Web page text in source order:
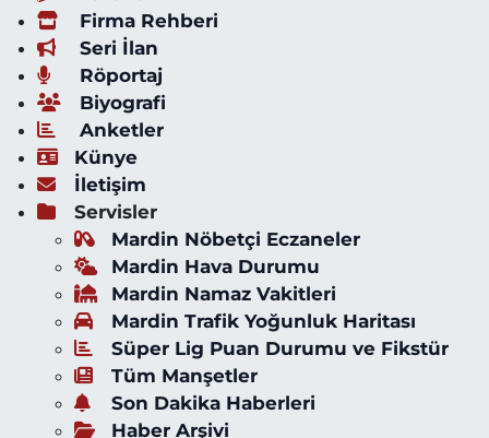
Firma Rehberi
Seri İlan
Röportaj
Biyografi
Anketler
Künye
İletişim
Servisler
Mardin Nöbetçi Eczaneler
Mardin Hava Durumu
Mardin Namaz Vakitleri
Mardin Trafik Yoğunluk Haritası
Süper Lig Puan Durumu ve Fikstür
Tüm Manşetler
Son Dakika Haberleri
Haber Arşivi